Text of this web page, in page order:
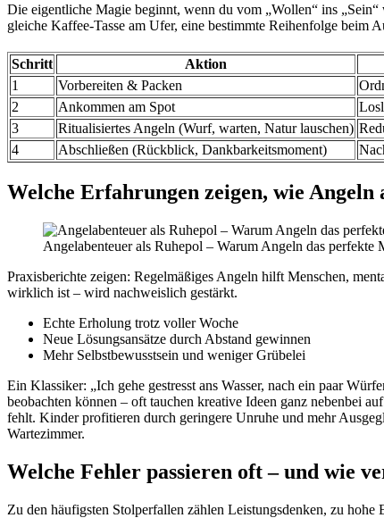
Die eigentliche Magie beginnt, wenn du vom „Wollen“ ins
gleiche Kaffee-Tasse am Ufer, eine bestimmte Reihenfolge beim
Schritt Aktion
1
Vorbereiten & Packen
2
Ankommen am Spot
3
Ritualisiertes Angeln (Wurf, warten, Natur lauschen)
4
Abschließen (Rückblick, Dankbarkeitsmoment)
Welche Erfahrungen zeigen, wie
Angelabenteuer als Ruhepol – Warum Angeln das perfekte
Praxisberichte zeigen: Regelmäßiges Angeln hilft Menschen,
wirklich ist – wird nachweislich gestärkt.
Echte Erholung trotz voller Woche
Neue Lösungsansätze durch Abstand gewinnen
Mehr Selbstbewusstsein und weniger Grübelei
Ein Klassiker: „Ich gehe gestresst ans Wasser, nach ein paar
beobachten können – oft tauchen kreative Ideen ganz nebenbei
fehlt. Kinder profitieren durch geringere Unruhe und mehr
Wartezimmer.
Welche Fehler passieren oft – und wie
Zu den häufigsten Stolperfallen zählen Leistungsdenken, zu